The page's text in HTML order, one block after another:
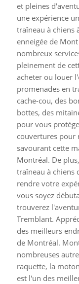
et pleines
une expérience
traîneau à chiens
enneigée de
nombreux
pleinement de
acheter ou louer
promenades en
cache-cou, des
bottes, des
pour vous
couvertures pour
savourant cette
Montréal. De
traîneau à chiens
rendre votre
vous soyez
trouverez
Tremblant.
des meilleurs
de Montréal.
nombreuses
raquette, la
est l'un des